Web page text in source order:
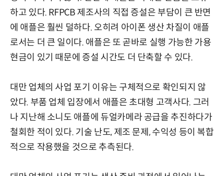
하고 있다. RFPCB 제조사의 직접 증설은 부담이 큰 반면
에 애플은 훨씬 덜하다. 오히려 아이폰 생산 차질이 애플
로서는 더 큰 일이다. 애플은 또 곧바로 실행 가능한 가용
현금이 있기 때문에 증설 시간도 더 단축할 수 있다.
대만 업체의 사업 포기 이유는 구체적으로 확인되지 않
았다. 부품 업체 입장에서 애플은 초대형 고객사다. 그러
나 지난해 소니도 애플에 듀얼카메라 공급을 추진하다가
철회한 적이 있다. 기술 난도, 제조 문제, 수익성 등이 복합
적으로 작용했을 것으로 추측된다.